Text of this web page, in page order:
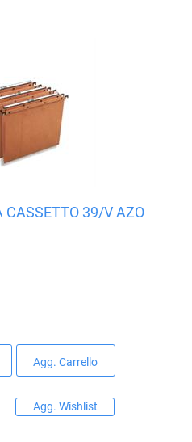
CASSETTO 39/V AZO
Agg. Carrello
Agg. Wishlist